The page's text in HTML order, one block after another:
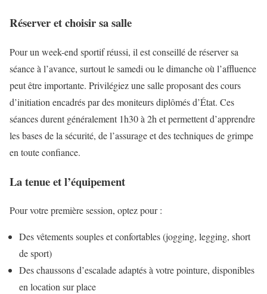
Réserver et choisir sa salle
Pour un week-end sportif réussi, il est conseillé de réserver sa
séance à l’avance, surtout le samedi ou le dimanche où l’affluence
peut être importante. Privilégiez une salle proposant des cours
d’initiation encadrés par des moniteurs diplômés d’État. Ces
séances durent généralement 1h30 à 2h et permettent d’apprendre
les bases de la sécurité, de l’assurage et des techniques de grimpe
en toute confiance.
La tenue et l’équipement
Pour votre première session, optez pour :
Des vêtements souples et confortables (jogging, legging, short
de sport)
Des chaussons d’escalade adaptés à votre pointure, disponibles
en location sur place